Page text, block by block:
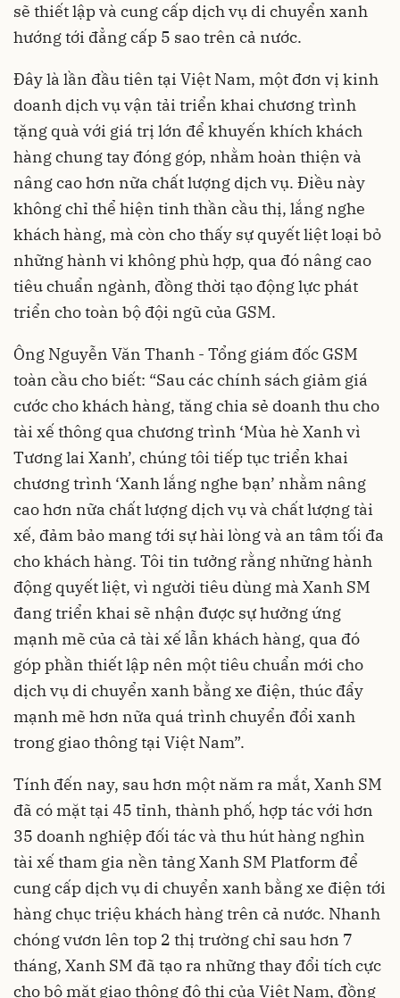
sẽ thiết lập và cung cấp dịch vụ di chuyển xanh
hướng tới đẳng cấp 5 sao trên cả nước.
Đây là lần đầu tiên tại Việt Nam, một đơn vị kinh
doanh dịch vụ vận tải triển khai chương trình
tặng quà với giá trị lớn để khuyến khích khách
hàng chung tay đóng góp, nhằm hoàn thiện và
nâng cao hơn nữa chất lượng dịch vụ. Điều này
không chỉ thể hiện tinh thần cầu thị, lắng nghe
khách hàng, mà còn cho thấy sự quyết liệt loại bỏ
những hành vi không phù hợp, qua đó nâng cao
tiêu chuẩn ngành, đồng thời tạo động lực phát
triển cho toàn bộ đội ngũ của GSM.
Ông Nguyễn Văn Thanh - Tổng giám đốc GSM
toàn cầu cho biết: “Sau các chính sách giảm giá
cước cho khách hàng, tăng chia sẻ doanh thu cho
tài xế thông qua chương trình ‘Mùa hè Xanh vì
Tương lai Xanh’, chúng tôi tiếp tục triển khai
chương trình ‘Xanh lắng nghe bạn’ nhằm nâng
cao hơn nữa chất lượng dịch vụ và chất lượng tài
xế, đảm bảo mang tới sự hài lòng và an tâm tối đa
cho khách hàng. Tôi tin tưởng rằng những hành
động quyết liệt, vì người tiêu dùng mà Xanh SM
đang triển khai sẽ nhận được sự hưởng ứng
mạnh mẽ của cả tài xế lẫn khách hàng, qua đó
góp phần thiết lập nên một tiêu chuẩn mới cho
dịch vụ di chuyển xanh bằng xe điện, thúc đẩy
mạnh mẽ hơn nữa quá trình chuyển đổi xanh
trong giao thông tại Việt Nam”.
Tính đến nay, sau hơn một năm ra mắt, Xanh SM
đã có mặt tại 45 tỉnh, thành phố, hợp tác với hơn
35 doanh nghiệp đối tác và thu hút hàng nghìn
tài xế tham gia nền tảng Xanh SM Platform để
cung cấp dịch vụ di chuyển xanh bằng xe điện tới
hàng chục triệu khách hàng trên cả nước. Nhanh
chóng vươn lên top 2 thị trường chỉ sau hơn 7
tháng, Xanh SM đã tạo ra những thay đổi tích cực
cho bộ mặt giao thông đô thị của Việt Nam, đồng